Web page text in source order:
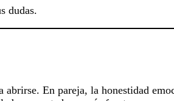
dudas.
abrirse. En pareja, la honestidad